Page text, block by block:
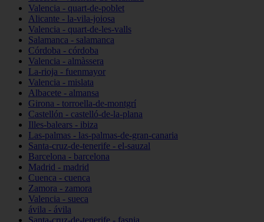
Valencia - quart-de-poblet
Alicante - la-vila-joiosa
Valencia - quart-de-les-valls
Salamanca - salamanca
Córdoba - córdoba
Valencia - almàssera
La-rioja - fuenmayor
Valencia - mislata
Albacete - almansa
Girona - torroella-de-montgrí
Castellón - castelló-de-la-plana
Illes-balears - ibiza
Las-palmas - las-palmas-de-gran-canaria
Santa-cruz-de-tenerife - el-sauzal
Barcelona - barcelona
Madrid - madrid
Cuenca - cuenca
Zamora - zamora
Valencia - sueca
ávila - ávila
Santa-cruz-de-tenerife - fasnia